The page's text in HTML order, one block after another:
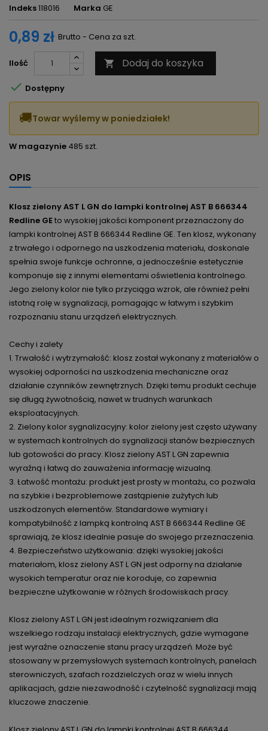
Indeks118016 Marka GE
0,89 zł Brutto - Cena za szt.
Ilość  Dodaj do koszyka
 Dostępny
🚚Towar wyślemy w poniedziałek!
W magazynie 485 szt.
OPIS
Klosz zielony AST L GN do lampki kontrolnej AST B 666344
Redline GEto wysokiej jakości komponent przeznaczony do
lampki kontrolnej AST B 666344 Redline GE. Ten klosz, wykonany
z trwałego i odpornego na uszkodzenia materiału, doskonale
spełnia swoje funkcje ochronne, a jednocześnie estetycznie
komponuje się z innymi elementami oświetlenia kontrolnego.
Jego zielony kolor nie tylko przyciąga wzrok, ale również pełni
istotną rolę w sygnalizacji, pomagając w łatwym i szybkim
rozpoznaniu stanu urządzeń elektrycznych.
Cechy i zalety
1. Trwałość i wytrzymałość: klosz został wykonany z materiałów o
wysokiej odporności na uszkodzenia mechaniczne oraz
działanie czynników zewnętrznych. Dzięki temu produkt cechuje
się długą żywotnością, nawet w trudnych warunkach
eksploatacyjnych.
2. Zielony kolor sygnalizacyjny: kolor zielony jest często używany
w systemach kontrolnych do sygnalizacji stanów bezpiecznych
lub gotowości do pracy. Klosz zielony AST L GN zapewnia
wyraźną i łatwą do zauważenia informację wizualną.
3. Łatwość montażu: produkt jest prosty w montażu, co pozwala
na szybkie i bezproblemowe zastąpienie zużytych lub
uszkodzonych elementów. Standardowe wymiary i
kompatybilność z lampką kontrolną AST B 666344 Redline GE
sprawiają, że klosz idealnie pasuje do swojego przeznaczenia.
4. Bezpieczeństwo użytkowania: dzięki wysokiej jakości
materiałom, klosz zielony AST L GN jest odporny na działanie
wysokich temperatur oraz nie koroduje, co zapewnia
bezpieczne użytkowanie w różnych środowiskach pracy.
Klosz zielony AST L GN jest idealnym rozwiązaniem dla
wszelkiego rodzaju instalacji elektrycznych, gdzie wymagane
jest wyraźne oznaczenie stanu pracy urządzeń. Może być
stosowany w przemysłowych systemach kontrolnych, panelach
sterowniczych, szafach rozdzielczych oraz w wielu innych
aplikacjach, gdzie niezawodność i czytelność sygnalizacji mają
kluczowe znaczenie.